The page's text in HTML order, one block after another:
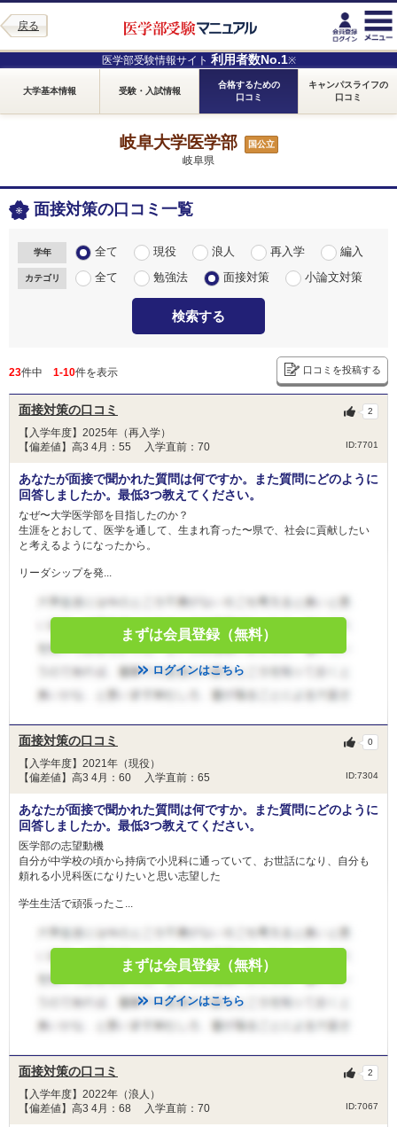
戻る
医学部受験情報サイト 利用者数No.1※
大学基本情報 受験・入試情報
合格するための
口コミ
キャンパスライフの
口コミ
岐阜大学医学部 国公立
岐阜県
面接対策の口コミ一覧
学年 全て 現役 浪人 再入学 編入
カテゴリ 全て 勉強法 面接対策 小論文対策
検索する
23件中 1-10件を表示 口コミを投稿する
面接対策の口コミ
【入学年度】2025年（再入学）
【偏差値】高3 4月：55 入学直前：70
ID:7701
2
あなたが面接で聞かれた質問は何ですか。また質問にどのように
回答しましたか。最低3つ教えてください。
なぜ〜大学医学部を目指したのか？
生涯をとおして、医学を通して、生まれ育った〜県で、社会に貢献したい
と考えるようになったから。
リーダシップを発...
まずは会員登録（無料）
ログインはこちら
面接対策の口コミ
【入学年度】2021年（現役）
【偏差値】高3 4月：60 入学直前：65
ID:7304
0
あなたが面接で聞かれた質問は何ですか。また質問にどのように
回答しましたか。最低3つ教えてください。
医学部の志望動機
自分が中学校の頃から持病で小児科に通っていて、お世話になり、自分も
頼れる小児科医になりたいと思い志望した
学生生活で頑張ったこ...
まずは会員登録（無料）
ログインはこちら
面接対策の口コミ
【入学年度】2022年（浪人）
【偏差値】高3 4月：68 入学直前：70
ID:7067
2